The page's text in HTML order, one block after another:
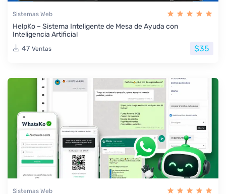
Sistemas Web
HelpKo – Sistema Inteligente de Mesa de Ayuda con
Inteligencia Artificial
47 Ventas $35
Sistemas Web